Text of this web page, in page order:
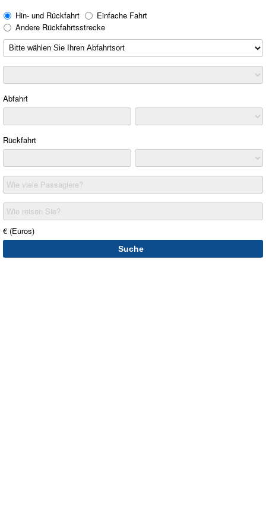
Hin- und Rückfahrt
Einfache Fahrt
Andere Rückfahrtsstrecke
Abfahrt
Rückfahrt
Wie viele Passagiere?
Wie reisen Sie?
€ (Euros)
Suche